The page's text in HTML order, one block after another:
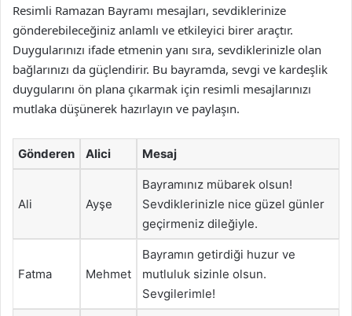
Resimli Ramazan Bayramı mesajları, sevdiklerinize
gönderebileceğiniz anlamlı ve etkileyici birer araçtır.
Duygularınızı ifade etmenin yanı sıra, sevdiklerinizle olan
bağlarınızı da güçlendirir. Bu bayramda, sevgi ve kardeşlik
duygularını ön plana çıkarmak için resimli mesajlarınızı
mutlaka düşünerek hazırlayın ve paylaşın.
Gönderen Alici Mesaj
Ali Ayşe
Bayramınız mübarek olsun!
Sevdiklerinizle nice güzel günler
geçirmeniz dileğiyle.
Fatma Mehmet
Bayramın getirdiği huzur ve
mutluluk sizinle olsun.
Sevgilerimle!